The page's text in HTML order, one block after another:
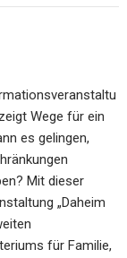
Wege für ein
es gelingen,
Mit dieser
„Daheim
für Familie,